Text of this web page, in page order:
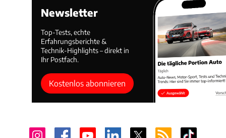
Newsletter
Top-Tests, echte
Erfahrungsberichte &
Technik-Highlights – direkt in
Ihr Postfach.
Kostenlos abonnieren